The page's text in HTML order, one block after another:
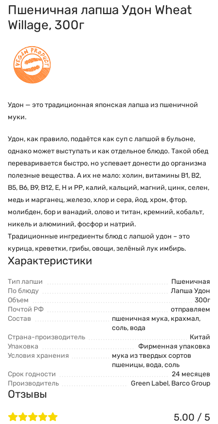
Пшеничная лапша Удон Wheat
Willage, 300г
Удон — это традиционная японская лапша из пшеничной
муки.
Удон, как правило, подаётся как суп с лапшой в бульоне,
однако может выступать и как отдельное блюдо. Такой обед
переваривается быстро, но успевает донести до организма
полезные вещества. А их не мало: холин, витамины В1, В2,
В5, В6, В9, В12, Е, Н и РР, калий, кальций, магний, цинк, селен,
медь и марганец, железо, хлор и сера, йод, хром, фтор,
молибден, бор и ванадий, олово и титан, кремний, кобальт,
никель и алюминий, фосфор и натрий.
Традиционные ингредиенты блюд с лапшой удон – это
курица, креветки, грибы, овощи, зелёный лук имбирь.
Характеристики
Тип лапши
Пшеничная
По блюду
Лапша Удон
Объем
300г
Почтой РФ
отправляем
Состав
пшеничная мука, крахмал,
соль, вода
Страна-производитель
Китай
Упаковка
Фирменная упаковка
Условия хранения
мука из твердых сортов
пшеницы, вода, соль
Срок годности
24 месяцев
Производитель
Green Label, Barco Group
Отзывы
5.00 / 5